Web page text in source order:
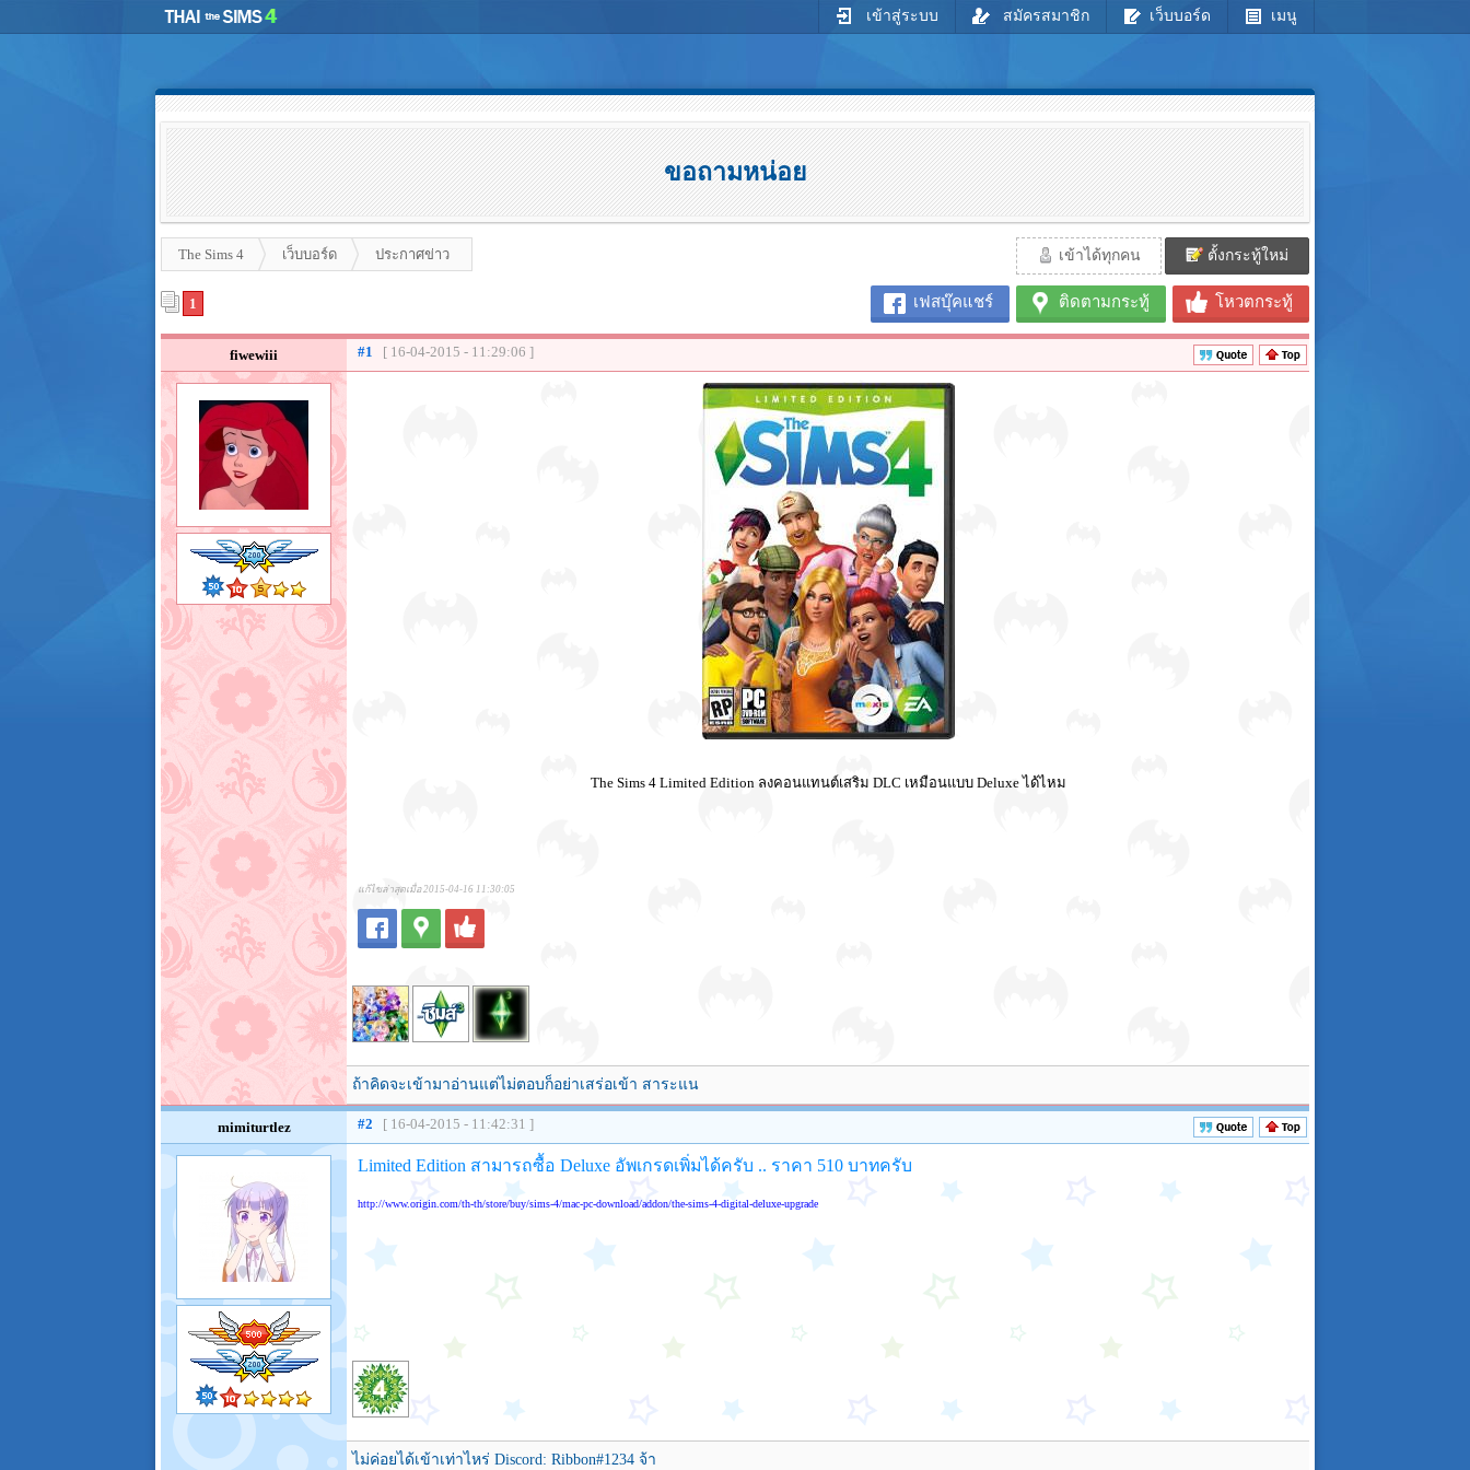
เข้าสู่ระบบ สมัครสมาชิก เว็บบอร์ด เมนู
ขอถามหน่อย
The Sims 4 เว็บบอร์ด ประกาศข่าว เข้าได้ทุกคน ตั้งกระทู้ใหม่
เฟสบุ๊คแชร์ ติดตามกระทู้ โหวตกระทู้
1
fiwewiii #1 [ 16-04-2015 - 11:29:06 ]
The Sims 4 Limited Edition ลงคอนแทนต์เสริม DLC เหมือนแบบ Deluxe ได้ไหม
แก้ไขล่าสุดเมื่อ 2015-04-16 11:30:05
ถ้าคิดจะเข้ามาอ่านแต่ไม่ตอบก็อย่าเสร่อเข้า สาระแน
mimiturtlez #2 [ 16-04-2015 - 11:42:31 ]
Limited Edition สามารถซื้อ Deluxe อัพเกรดเพิ่มได้ครับ .. ราคา 510 บาทครับ
http://www.origin.com/th-th/store/buy/sims-4/mac-pc-download/addon/the-sims-4-digital-deluxe-upgrade
ไม่ค่อยได้เข้าเท่าไหร่ Discord: Ribbon#1234 จ้า